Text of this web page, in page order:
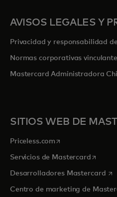
AVISOS LEGALES Y
Privacidad y responsabilidad
Normas corporativas
Mastercard Administradora
SITIOS WEB DE
Priceless.com se abre en una
Servicios de Mastercardse abre
Desarrolladores Mastercard
Centro de marketing de